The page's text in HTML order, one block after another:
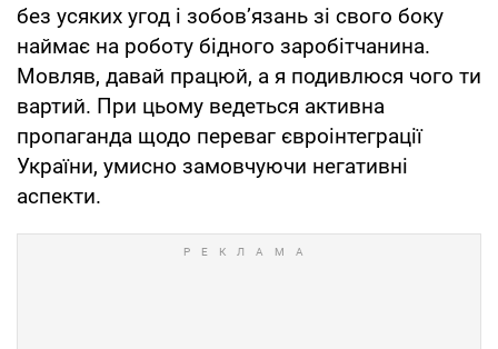
без усяких угод і зобов’язань зі свого боку
наймає на роботу бідного заробітчанина.
Мовляв, давай працюй, а я подивлюся чого ти
вартий. При цьому ведеться активна
пропаганда щодо переваг євроінтеграції
України, умисно замовчуючи негативні
аспекти.